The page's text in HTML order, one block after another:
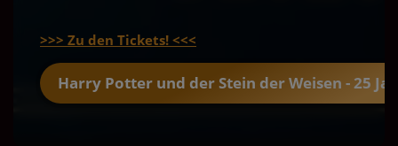
>>> Zu den Tickets! <<<
Harry Potter und der Stein der Weisen - 25